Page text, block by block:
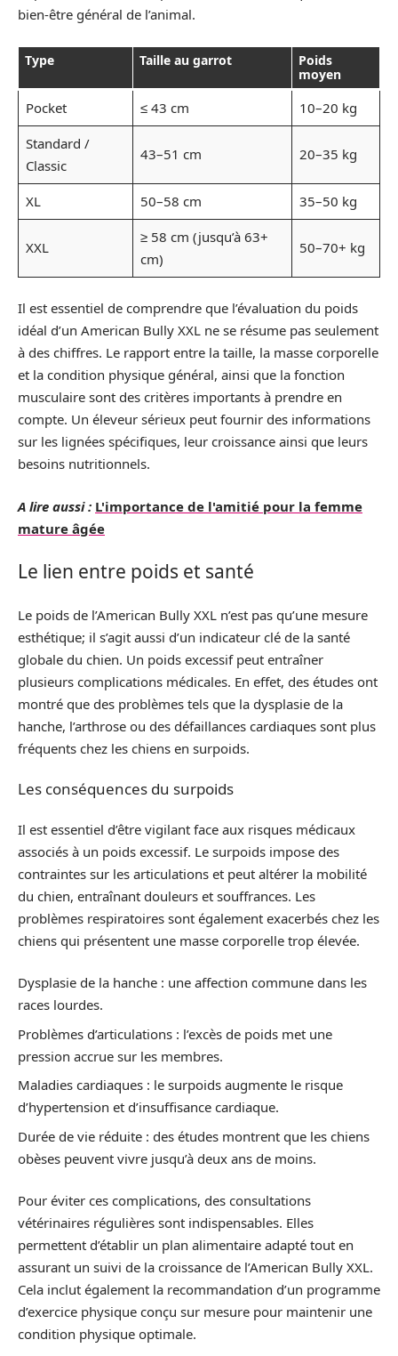
bien-être général de l’animal.
Type Taille au garrot
Poids
moyen
Pocket ≤ 43 cm
10–20 kg
Standard /
Classic
43–51 cm 20–35 kg
XL 50–58 cm 35–50 kg
XXL
≥ 58 cm (jusqu’à 63+
cm)
50–70+ kg
Il est essentiel de comprendre que l’évaluation du poids
idéal d’un American Bully XXL ne se résume pas seulement
à des chiffres. Le rapport entre la taille, la masse corporelle
et la condition physique général, ainsi que la fonction
musculaire sont des critères importants à prendre en
compte. Un éleveur sérieux peut fournir des informations
sur les lignées spécifiques, leur croissance ainsi que leurs
besoins nutritionnels.
A lire aussi : L'importance de l'amitié pour la femme
mature âgée
Le lien entre poids et santé
Le poids de l’American Bully XXL n’est pas qu’une mesure
esthétique; il s’agit aussi d’un indicateur clé de la santé
globale du chien. Un poids excessif peut entraîner
plusieurs complications médicales. En effet, des études ont
montré que des problèmes tels que la dysplasie de la
hanche, l’arthrose ou des défaillances cardiaques sont plus
fréquents chez les chiens en surpoids.
Les conséquences du surpoids
Il est essentiel d’être vigilant face aux risques médicaux
associés à un poids excessif. Le surpoids impose des
contraintes sur les articulations et peut altérer la mobilité
du chien, entraînant douleurs et souffrances. Les
problèmes respiratoires sont également exacerbés chez les
chiens qui présentent une masse corporelle trop élevée.
Dysplasie de la hanche : une affection commune dans les
races lourdes.
Problèmes d’articulations : l’excès de poids met une
pression accrue sur les membres.
Maladies cardiaques : le surpoids augmente le risque
d’hypertension et d’insuffisance cardiaque.
Durée de vie réduite : des études montrent que les chiens
obèses peuvent vivre jusqu’à deux ans de moins.
Pour éviter ces complications, des consultations
vétérinaires régulières sont indispensables. Elles
permettent d’établir un plan alimentaire adapté tout en
assurant un suivi de la croissance de l’American Bully XXL.
Cela inclut également la recommandation d’un programme
d’exercice physique conçu sur mesure pour maintenir une
condition physique optimale.